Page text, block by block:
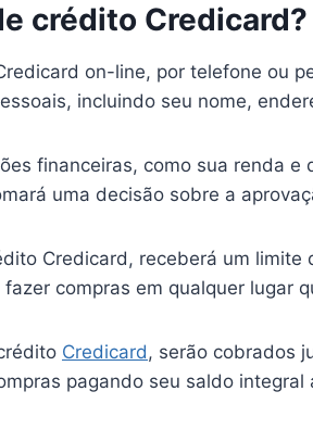
crédito Credicard?
on-line, por telefone ou
incluindo seu nome,
financeiras, como sua renda
uma decisão sobre a
Credicard, receberá um
compras em qualquer lugar
Credicard, serão cobrados
pagando seu saldo integral